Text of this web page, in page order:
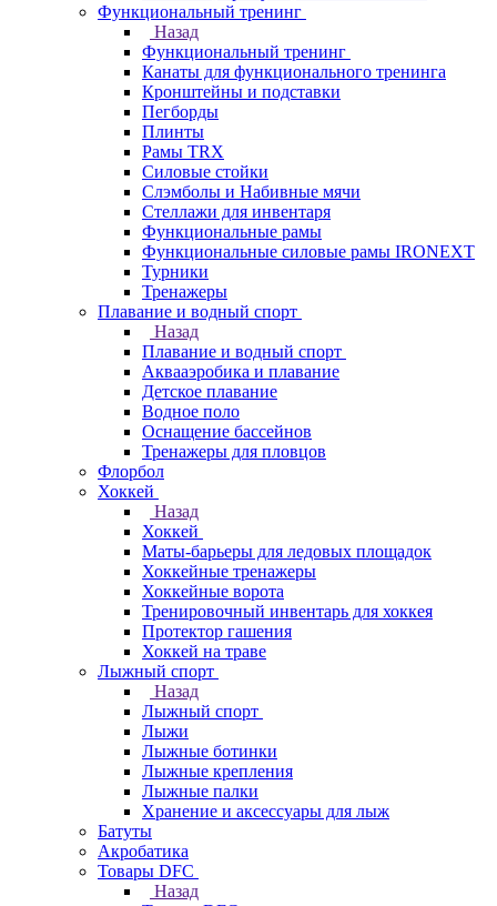
Функциональный тренинг
Назад
Функциональный тренинг
Канаты для функционального тренинга
Кронштейны и подставки
Пегборды
Плинты
Рамы TRX
Силовые стойки
Слэмболы и Набивные мячи
Стеллажи для инвентаря
Функциональные рамы
Функциональные силовые рамы IRONEXT
Турники
Тренажеры
Плавание и водный спорт
Назад
Плавание и водный спорт
Аквааэробика и плавание
Детское плавание
Водное поло
Оснащение бассейнов
Тренажеры для пловцов
Флорбол
Хоккей
Назад
Хоккей
Маты-барьеры для ледовых площадок
Хоккейные тренажеры
Хоккейные ворота
Тренировочный инвентарь для хоккея
Протектор гашения
Хоккей на траве
Лыжный спорт
Назад
Лыжный спорт
Лыжи
Лыжные ботинки
Лыжные крепления
Лыжные палки
Хранение и аксессуары для лыж
Батуты
Акробатика
Товары DFC
Назад